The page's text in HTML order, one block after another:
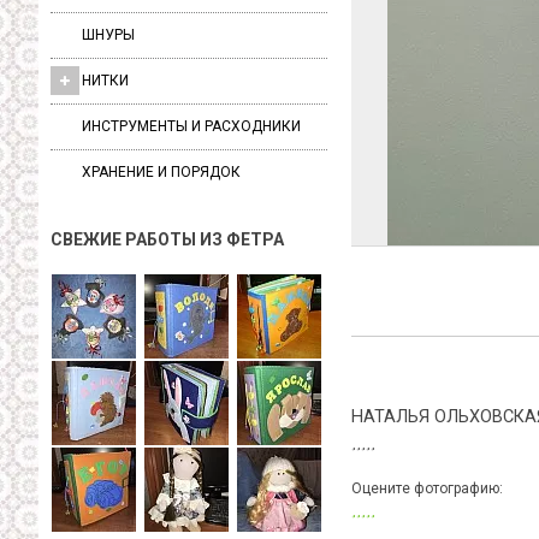
ШНУРЫ
НИТКИ
ИНСТРУМЕНТЫ И РАСХОДНИКИ
ХРАНЕНИЕ И ПОРЯДОК
СВЕЖИЕ РАБОТЫ ИЗ ФЕТРА
НАТАЛЬЯ
Оцените фотографию: